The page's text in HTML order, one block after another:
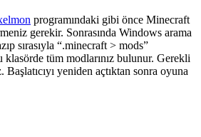
programındaki gibi önce Minecraft
gerekir. Sonrasında Windows arama
sırasıyla “.minecraft > mods”
tüm modlarınız bulunur. Gerekli
Başlatıcıyı yeniden açtıktan sonra oyuna